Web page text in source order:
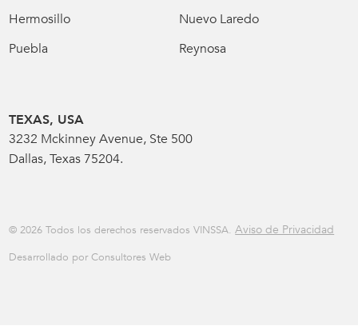
Hermosillo
Nuevo Laredo
Puebla
Reynosa
TEXAS, USA
3232 Mckinney Avenue, Ste 500
Dallas, Texas 75204.
© 2026 Todos los derechos reservados VINSSA.Aviso de Privacidad
Desarrollado por Consultores Web